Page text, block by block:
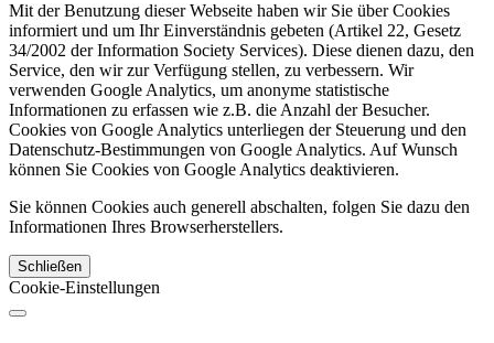
Mit der Benutzung dieser Webseite haben wir Sie über Cookies
informiert und um Ihr Einverständnis gebeten (Artikel 22, Gesetz
34/2002 der Information Society Services). Diese dienen dazu, den
Service, den wir zur Verfügung stellen, zu verbessern. Wir
verwenden Google Analytics, um anonyme statistische
Informationen zu erfassen wie z.B. die Anzahl der Besucher.
Cookies von Google Analytics unterliegen der Steuerung und den
Datenschutz-Bestimmungen von Google Analytics. Auf Wunsch
können Sie Cookies von Google Analytics deaktivieren.
Sie können Cookies auch generell abschalten, folgen Sie dazu den
Informationen Ihres Browserherstellers.
Schließen
Cookie-Einstellungen